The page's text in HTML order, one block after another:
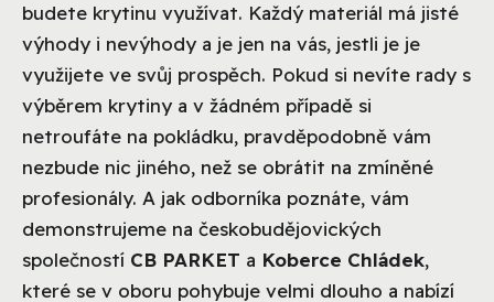
budete krytinu využívat. Každý materiál má jisté
výhody i nevýhody a je jen na vás, jestli je je
využijete ve svůj prospěch. Pokud si nevíte rady s
výběrem krytiny a v žádném případě si
netroufáte na pokládku, pravděpodobně vám
nezbude nic jiného, než se obrátit na zmíněné
profesionály. A jak odborníka poznáte, vám
demonstrujeme na českobudějovických
společností CB PARKET a Koberce Chládek,
které se v oboru pohybuje velmi dlouho a nabízí